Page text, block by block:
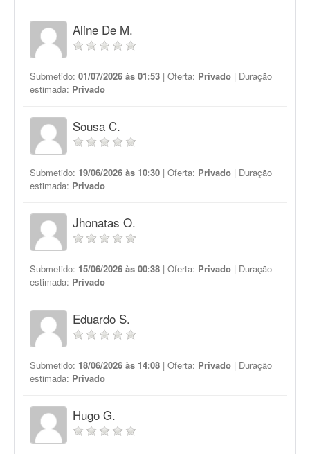
Aline De M.
Submetido: 01/07/2026 às 01:53 | Oferta: Privado | Duração
estimada: Privado
Sousa C.
Submetido: 19/06/2026 às 10:30 | Oferta: Privado | Duração
estimada: Privado
Jhonatas O.
Submetido: 15/06/2026 às 00:38 | Oferta: Privado | Duração
estimada: Privado
Eduardo S.
Submetido: 18/06/2026 às 14:08 | Oferta: Privado | Duração
estimada: Privado
Hugo G.